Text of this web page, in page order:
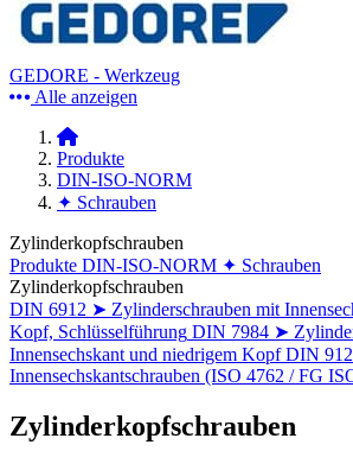
GEDORE - Werkzeug
Alle anzeigen
Produkte
DIN-ISO-NORM
✦ Schrauben
Zylinderkopfschrauben
Produkte DIN-ISO-NORM ✦ Schrauben
Zylinderkopfschrauben
DIN 6912 ➤ Zylinderschrauben mit
Kopf, Schlüsselführung DIN 7984 ➤
Innensechskant und niedrigem Kopf DIN
Innensechskantschrauben (ISO 4762 / FG
Zylinderkopfschrauben